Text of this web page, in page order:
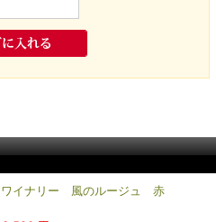
ワイナリー 風のルージュ 赤